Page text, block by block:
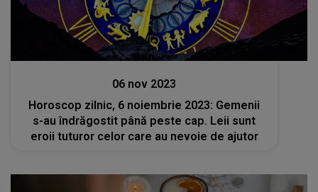
Stiri
06 nov 2023
Horoscop zilnic, 6 noiembrie 2023: Gemenii
s-au îndrăgostit până peste cap. Leii sunt
eroii tuturor celor care au nevoie de ajutor